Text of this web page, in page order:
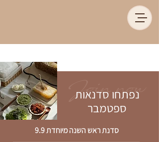
Join now
נפתחו סדנאות
ספטמבר
סדנת ראש השנה מיוחדת 9.9